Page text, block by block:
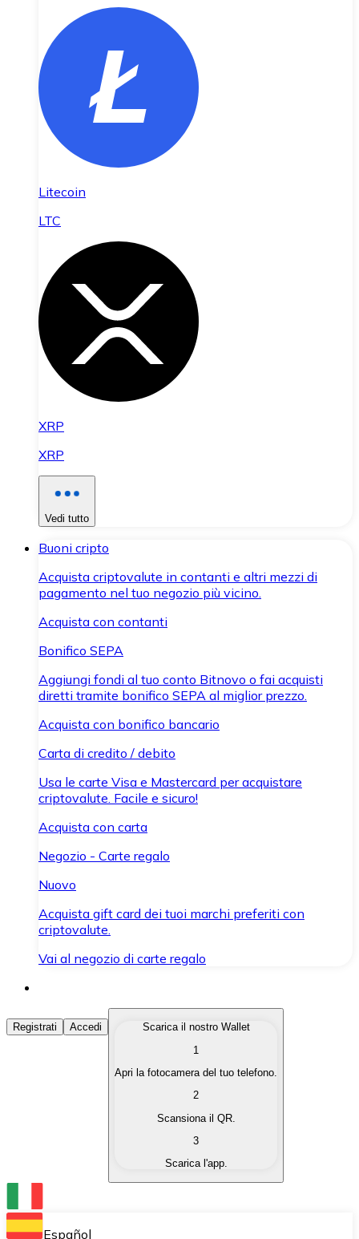
Litecoin
LTC
XRP
XRP
Vedi tutto
Buoni cripto
Acquista criptovalute in contanti e altri mezzi di
pagamento nel tuo negozio più vicino.
Acquista con contanti
Bonifico SEPA
Aggiungi fondi al tuo conto Bitnovo o fai acquisti
diretti tramite bonifico SEPA al miglior prezzo.
Acquista con bonifico bancario
Carta di credito / debito
Usa le carte Visa e Mastercard per acquistare
criptovalute. Facile e sicuro!
Acquista con carta
Negozio - Carte regalo
Nuovo
Acquista gift card dei tuoi marchi preferiti con
criptovalute.
Vai al negozio di carte regalo
Acquista Criptovalute
Acquista le criptovalute che ti interessano in modo
Converti le tue criptovalute in valuta fiat quando ne
Scambia una criptovaluta con un'altra
Conserva le tue cripto in un Wallet self-custodial.
Registrati Accedi
Scarica il nostro Wallet
1
Apri la fotocamera del tuo telefono.
2
Scansiona il QR.
3
Scarica l'app.
Español